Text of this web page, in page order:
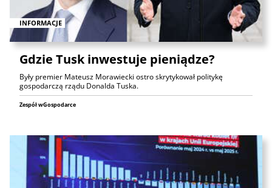
INFORMACJE
Gdzie Tusk inwestuje pieniądze?
Były premier Mateusz Morawiecki ostro skrytykował politykę
gospodarczą rządu Donalda Tuska.
Zespół wGospodarce